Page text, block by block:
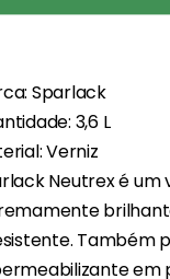
Sparlack
3,6 L
Verniz
Neutrex é
Também
em